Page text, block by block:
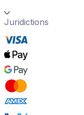
Juridictions